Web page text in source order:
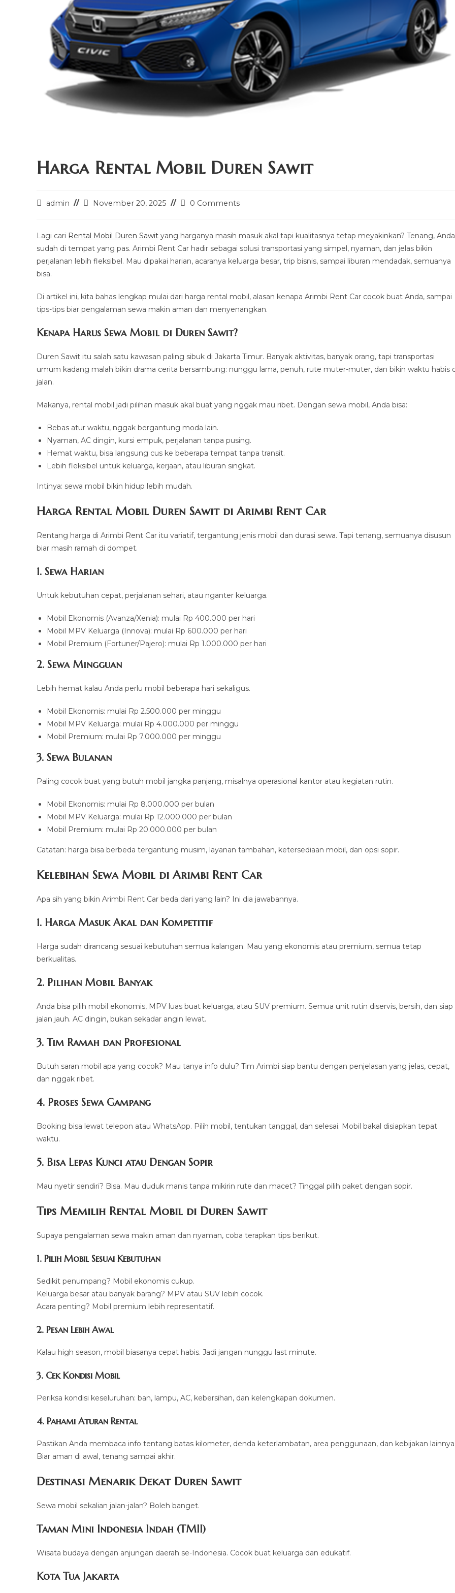
Harga Rental Mobil Duren Sawit
Postadmin
PostNovember 20, 2025
Post0 Comments
Lagi cari Rental Mobil Duren Sawit yang harganya masih masuk akal tapi kualitasnya tetap meyakinkan? Tenang, Anda
sudah di tempat yang pas. Arimbi Rent Car hadir sebagai solusi transportasi yang simpel, nyaman, dan jelas bikin
perjalanan lebih fleksibel. Mau dipakai harian, acaranya keluarga besar, trip bisnis, sampai liburan mendadak, semuanya
bisa.
Di artikel ini, kita bahas lengkap mulai dari harga rental mobil, alasan kenapa Arimbi Rent Car cocok buat Anda, sampai
tips-tips biar pengalaman sewa makin aman dan menyenangkan.
Kenapa Harus Sewa Mobil di Duren Sawit?
Duren Sawit itu salah satu kawasan paling sibuk di Jakarta Timur. Banyak aktivitas, banyak orang, tapi transportasi
umum kadang malah bikin drama cerita bersambung: nunggu lama, penuh, rute muter-muter, dan bikin waktu habis
jalan.
Makanya, rental mobil jadi pilihan masuk akal buat yang nggak mau ribet. Dengan sewa mobil, Anda bisa:
Bebas atur waktu, nggak bergantung moda lain.
Nyaman, AC dingin, kursi empuk, perjalanan tanpa pusing.
Hemat waktu, bisa langsung cus ke beberapa tempat tanpa transit.
Lebih fleksibel untuk keluarga, kerjaan, atau liburan singkat.
Intinya: sewa mobil bikin hidup lebih mudah.
Harga Rental Mobil Duren Sawit di Arimbi Rent Car
Rentang harga di Arimbi Rent Car itu variatif, tergantung jenis mobil dan durasi sewa. Tapi tenang, semuanya disusun
biar masih ramah di dompet.
1. Sewa Harian
Untuk kebutuhan cepat, perjalanan sehari, atau nganter keluarga.
Mobil Ekonomis (Avanza/Xenia): mulai Rp 400.000 per hari
Mobil MPV Keluarga (Innova): mulai Rp 600.000 per hari
Mobil Premium (Fortuner/Pajero): mulai Rp 1.000.000 per hari
2. Sewa Mingguan
Lebih hemat kalau Anda perlu mobil beberapa hari sekaligus.
Mobil Ekonomis: mulai Rp 2.500.000 per minggu
Mobil MPV Keluarga: mulai Rp 4.000.000 per minggu
Mobil Premium: mulai Rp 7.000.000 per minggu
3. Sewa Bulanan
Paling cocok buat yang butuh mobil jangka panjang, misalnya operasional kantor atau kegiatan rutin.
Mobil Ekonomis: mulai Rp 8.000.000 per bulan
Mobil MPV Keluarga: mulai Rp 12.000.000 per bulan
Mobil Premium: mulai Rp 20.000.000 per bulan
Catatan: harga bisa berbeda tergantung musim, layanan tambahan, ketersediaan mobil, dan opsi sopir.
Kelebihan Sewa Mobil di Arimbi Rent Car
Apa sih yang bikin Arimbi Rent Car beda dari yang lain? Ini dia jawabannya.
1. Harga Masuk Akal dan Kompetitif
Harga sudah dirancang sesuai kebutuhan semua kalangan. Mau yang ekonomis atau premium, semua tetap
berkualitas.
2. Pilihan Mobil Banyak
Anda bisa pilih mobil ekonomis, MPV luas buat keluarga, atau SUV premium. Semua unit rutin diservis, bersih, dan siap
jalan jauh. AC dingin, bukan sekadar angin lewat.
3. Tim Ramah dan Profesional
Butuh saran mobil apa yang cocok? Mau tanya info dulu? Tim Arimbi siap bantu dengan penjelasan yang jelas, cepat,
dan nggak ribet.
4. Proses Sewa Gampang
Booking bisa lewat telepon atau WhatsApp. Pilih mobil, tentukan tanggal, dan selesai. Mobil bakal disiapkan tepat
waktu.
5. Bisa Lepas Kunci atau Dengan Sopir
Mau nyetir sendiri? Bisa. Mau duduk manis tanpa mikirin rute dan macet? Tinggal pilih paket dengan sopir.
Tips Memilih Rental Mobil di Duren Sawit
Supaya pengalaman sewa makin aman dan nyaman, coba terapkan tips berikut.
1. Pilih Mobil Sesuai Kebutuhan
Sedikit penumpang? Mobil ekonomis cukup.
Keluarga besar atau banyak barang? MPV atau SUV lebih cocok.
Acara penting? Mobil premium lebih representatif.
2. Pesan Lebih Awal
Kalau high season, mobil biasanya cepat habis. Jadi jangan nunggu last minute.
3. Cek Kondisi Mobil
Periksa kondisi keseluruhan: ban, lampu, AC, kebersihan, dan kelengkapan dokumen.
4. Pahami Aturan Rental
Pastikan Anda membaca info tentang batas kilometer, denda keterlambatan, area penggunaan, dan kebijakan lainnya.
Biar aman di awal, tenang sampai akhir.
Destinasi Menarik Dekat Duren Sawit
Sewa mobil sekalian jalan-jalan? Boleh banget.
Taman Mini Indonesia Indah (TMII)
Wisata budaya dengan anjungan daerah se-Indonesia. Cocok buat keluarga dan edukatif.
Kota Tua Jakarta